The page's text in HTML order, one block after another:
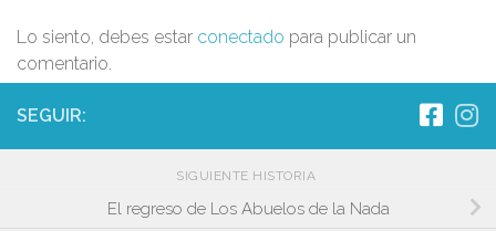
Lo siento, debes estar conectado para publicar un
comentario.
SEGUIR:
SIGUIENTE HISTORIA
El regreso de Los Abuelos de la Nada